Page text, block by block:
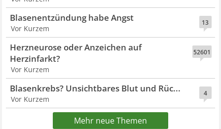
13
Blasenentzündung habe Angst
Vor Kurzem
52601
Herzneurose oder Anzeichen auf
Herzinfarkt?
Vor Kurzem
4
Blasenkrebs? Unsichtbares Blut und Rüc...
Vor Kurzem
Mehr neue Themen